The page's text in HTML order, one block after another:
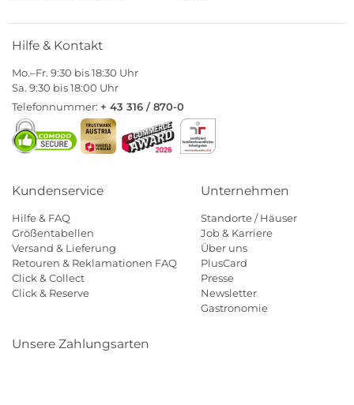
Hilfe & Kontakt
Mo.–Fr. 9:30 bis 18:30 Uhr
Sa. 9:30 bis 18:00 Uhr
Telefonnummer: + 43 316 / 870-0
Kundenservice
Hilfe & FAQ
Größentabellen
Versand & Lieferung
Retouren & Reklamationen FAQ
Click & Collect
Click & Reserve
Unternehmen
Standorte / Häuser
Job & Karriere
Über uns
PlusCard
Presse
Newsletter
Gastronomie
Unsere Zahlungsarten